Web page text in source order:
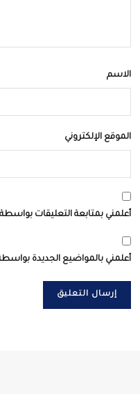
الاسم
الموقع الإلكتروني
أعلمني بمتابعة التعليقات بواسطة
أعلمني بالمواضيع الجديدة بواسطة